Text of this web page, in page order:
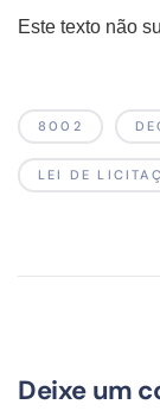
Este texto não
8002
LEI DE
Deixe um